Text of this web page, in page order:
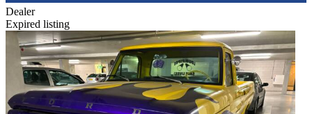
Dealer
Expired listing